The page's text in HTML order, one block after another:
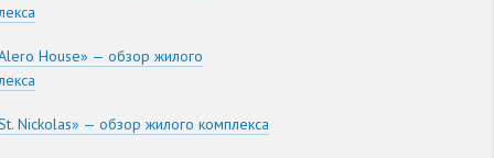
House» — обзор жилого
Nickolas» — обзор жилого комплекса